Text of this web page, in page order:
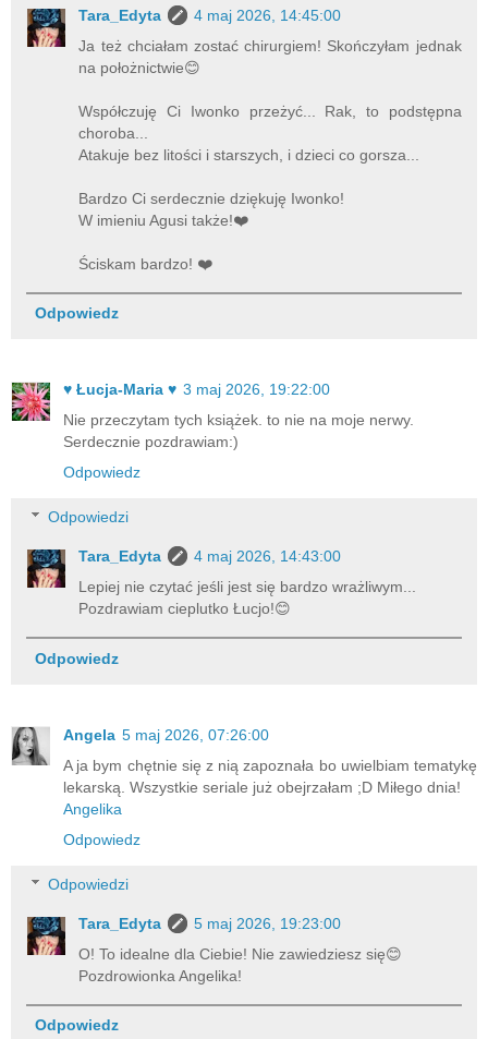
Tara_Edyta
4 maj 2026, 14:45:00
Ja też chciałam zostać chirurgiem! Skończyłam jednak
na położnictwie😊
Współczuję Ci Iwonko przeżyć... Rak, to podstępna
choroba...
Atakuje bez litości i starszych, i dzieci co gorsza...
Bardzo Ci serdecznie dziękuję Iwonko!
W imieniu Agusi także!❤️
Ściskam bardzo! ❤️
Odpowiedz
♥ Łucja-Maria ♥ 3 maj 2026, 19:22:00
Nie przeczytam tych książek. to nie na moje nerwy.
Serdecznie pozdrawiam:)
Odpowiedz
Odpowiedzi
Tara_Edyta
4 maj 2026, 14:43:00
Lepiej nie czytać jeśli jest się bardzo wrażliwym...
Pozdrawiam cieplutko Łucjo!😊
Odpowiedz
Angela 5 maj 2026, 07:26:00
A ja bym chętnie się z nią zapoznała bo uwielbiam tematykę
lekarską. Wszystkie seriale już obejrzałam ;D Miłego dnia!
Angelika
Odpowiedz
Odpowiedzi
Tara_Edyta
5 maj 2026, 19:23:00
O! To idealne dla Ciebie! Nie zawiedziesz się😊
Pozdrowionka Angelika!
Odpowiedz